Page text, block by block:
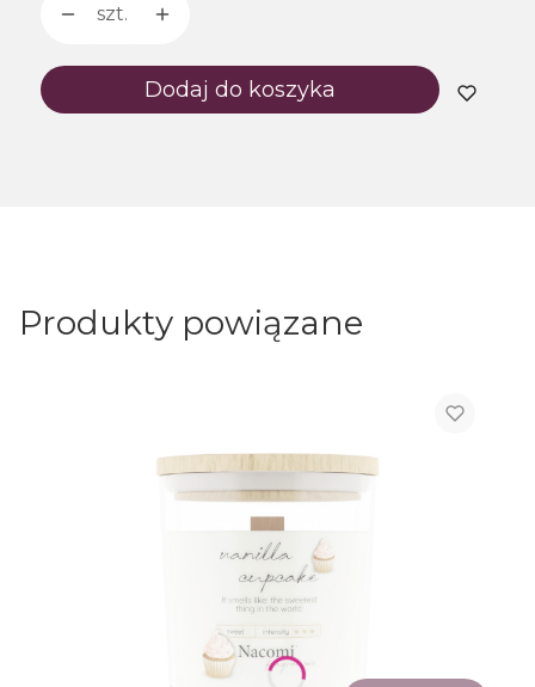
szt.
Dodaj do koszyka
Produkty powiązane